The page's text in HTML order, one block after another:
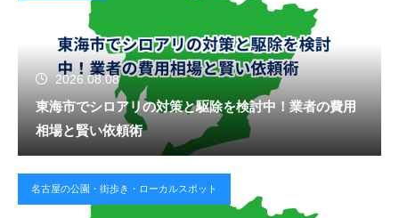
2026.08.08
東海市でシロアリの対策と駆除を検討中！業者の費用
相場と賢い依頼術
名古屋の公園・街歩き・ローカルスポット